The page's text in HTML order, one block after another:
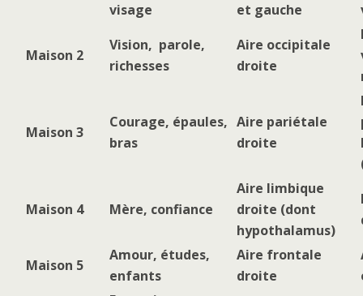
visage
et gauche
Maison 2
Vision, parole,
richesses
Aire occipitale
droite
Maison 3
Courage, épaules,
bras
Aire pariétale
droite
Maison 4 Mère, confiance
Aire limbique
droite (dont
hypothalamus)
Maison 5
Amour, études,
enfants
Aire frontale
droite